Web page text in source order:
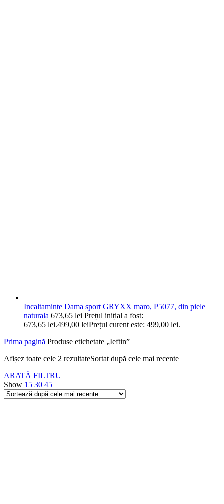
Incaltaminte Dama sport GRYXX maro, P5077, din piele
naturala 673,65lei Prețul inițial a fost:
673,65 lei.499,00 leiPrețul curent este: 499,00 lei.
Prima pagină Produse etichetate „Ieftin”
Afișez toate cele 2 rezultateSortat după cele mai recente
ARATĂ FILTRU
Show 15 30 45